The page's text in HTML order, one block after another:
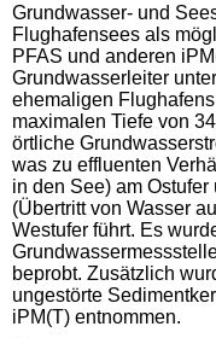
Grundwasser- und
Flughafensees als
PFAS und anderen
Grundwasserleiter
ehemaligen
maximalen Tiefe von
örtliche
was zu effluenten
in den See) am
(Übertritt von Wasser
Westufer führt. Es
beprobt. Zusätzlich
ungestörte
iPM(T) entnommen.